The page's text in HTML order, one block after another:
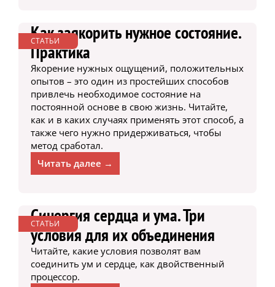
СТАТЬИ
Как заякорить нужное состояние.
Практика
Якорение нужных ощущений, положительных
опытов – это один из простейших способов
привлечь необходимое состояние на
постоянной основе в свою жизнь. Читайте,
как и в каких случаях применять этот способ, а
также чего нужно придерживаться, чтобы
метод сработал.
Читать далее →
СТАТЬИ
Синергия сердца и ума. Три
условия для их объединения
Читайте, какие условия позволят вам
соединить ум и сердце, как двойственный
процессор.